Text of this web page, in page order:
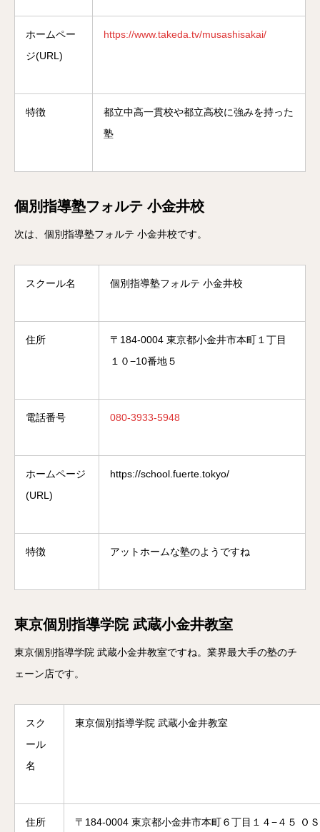
ホームペー
ジ(URL)
https://www.takeda.tv/musashisakai/
特徴
都立中高一貫校や都立高校に強みを持った
塾
個別指導塾フォルテ 小金井校
次は、個別指導塾フォルテ 小金井校です。
スクール名 個別指導塾フォルテ 小金井校
住所
〒184-0004 東京都小金井市本町１丁目
１０−10番地５
電話番号 080-3933-5948
ホームページ
(URL)
https://school.fuerte.tokyo/
特徴 アットホームな塾のようですね
東京個別指導学院 武蔵小金井教室
東京個別指導学院 武蔵小金井教室ですね。業界最大手の塾のチ
ェーン店です。
スク
ール
名
東京個別指導学院 武蔵小金井教室
住所 〒184-0004 東京都小金井市本町６丁目１４−４５ Ｏ